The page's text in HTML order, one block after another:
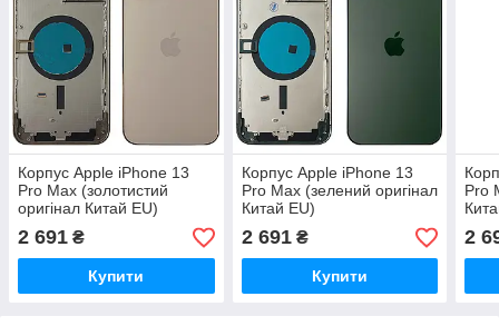
Корпус Apple iPhone 13
Pro Max (золотистий
оригінал Китай EU)
2 691 ₴
Купити
Корпус Apple iPhone 13
Pro Max (зелений оригінал
Китай EU)
2 691₴
Купити
Pro
2